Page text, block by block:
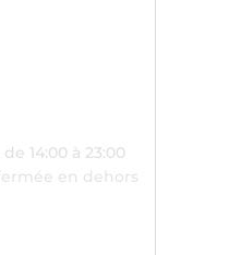
14:00 à 23:00
en dehors